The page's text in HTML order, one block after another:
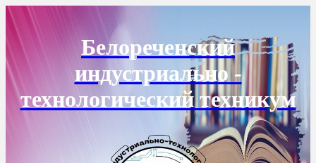
Перейти
содержанию
Белореченский
индустриально -
технологический техникум